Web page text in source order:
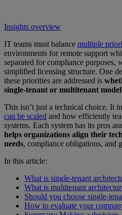
Insights overview
IT teams must balance multiple
environments for remote support
separated for compliance purposes,
simplified licensing structure. One
these priorities are addressed is
single-tenant or multitenant model
This isn’t just a technical choice. It
can be scaled and how efficiently
systems. Each system has its pros
helps organizations align their
needs, compliance obligations, and
In this article:
What is single-tenant
What is multitenant
Should you choose single-
How to evaluate your